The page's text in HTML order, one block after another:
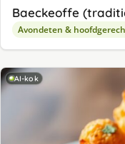
Baeckeoffe
Avondeten &
AI-kok